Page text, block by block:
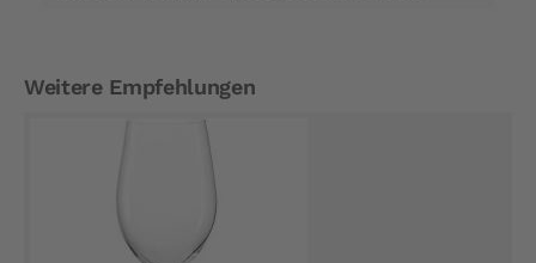
Weitere Empfehlungen